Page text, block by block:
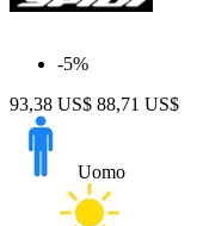
-5%
93,38 US$ 88,71 US$
Uomo